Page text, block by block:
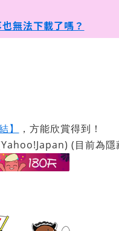
無法下載了嗎？
】
，方能欣賞得到！
(目前為隱